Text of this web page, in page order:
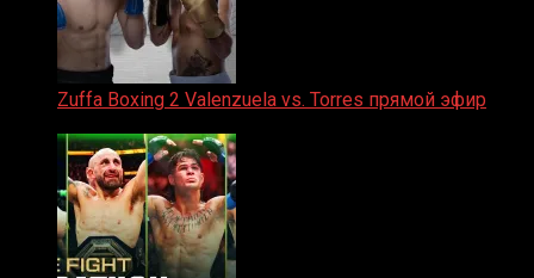
Zuffa Boxing 2 Valenzuela vs. Torres прямой эфир